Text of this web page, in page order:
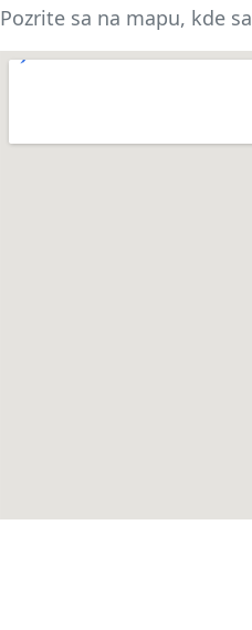
Pozrite sa na mapu, kde sa